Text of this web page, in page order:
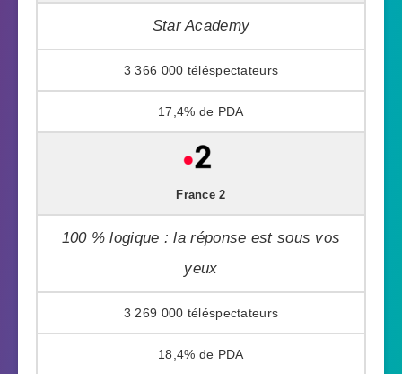
Star Academy
3 366 000
17,4%
France 2
100 % logique : la réponse est sous vos
yeux
3 269 000
18,4%